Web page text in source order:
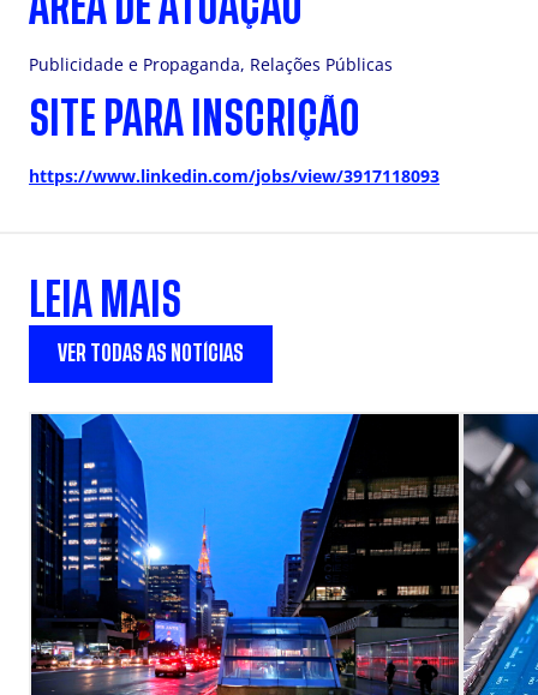
Publicidade e Propaganda, Relações Públicas
SITE PARA INSCRIÇÃO
https://www.linkedin.com/jobs/view/3917118093
LEIA MAIS
VER TODAS AS NOTÍCIAS